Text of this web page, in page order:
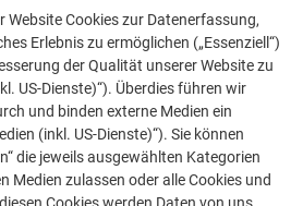
zeigt, wie vielseitig
Website Cookies zur Datenerfassung,
Erlebnis zu ermöglichen („Essenziell“)
der Qualität unserer Website zu
US-Dienste)“). Überdies führen wir
und binden externe Medien ein
(inkl. US-Dienste)“). Sie können
die jeweils ausgewählten Kategorien
Medien zulassen oder alle Cookies und